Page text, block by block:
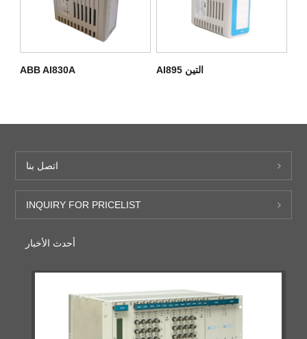
ABB AI830A التين AI895
اتصل بنا
INQUIRY FOR PRICELIST
أحدث الأخبار